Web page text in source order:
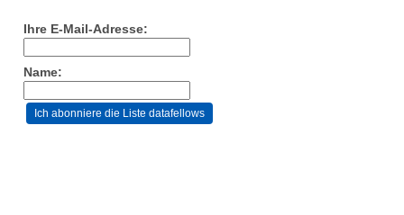
Ihre E-Mail-Adresse:
Name: